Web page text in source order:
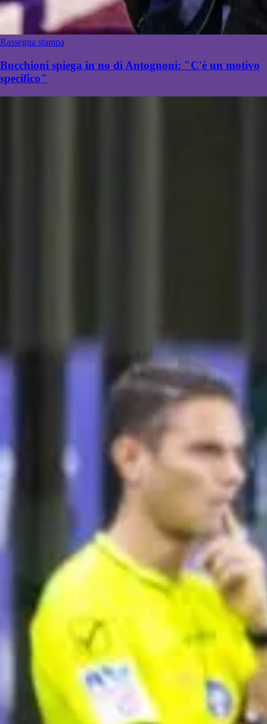
Rassegna stampa
Bucchioni spiega in no di Antognoni: "C'è un motivo
specifico"